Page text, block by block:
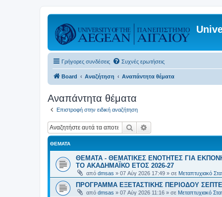
Γρήγορες συνδέσεις Συχνές ερωτήσεις
Board Αναζήτηση Αναπάντητα θέματα
Αναπάντητα θέματα
Επιστροφή στην ειδική αναζήτηση
Αναζήτηση
ΘΈΜΑΤΑ
ΘΕΜΑΤΑ - ΘΕΜΑΤΙΚΕΣ ΕΝΟΤΗΤΕΣ ΓΙΑ
ΤΟ ΑΚΑΔΗΜΑΪΚΟ ΕΤΟΣ 2026-27
από dmsas » 07 Αύγ 2026 17:49 » σε Μεταπτυχιακό
ΠΡΟΓΡΑΜΜΑ ΕΞΕΤΑΣΤΙΚΗΣ ΠΕΡΙΟΔΟΥ
από dmsas » 07 Αύγ 2026 11:16 » σε Μεταπτυχιακό